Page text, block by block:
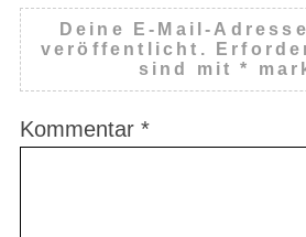
Deine E-Mail-
veröffentlicht.
sind mit*
Kommentar *